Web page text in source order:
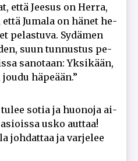
et­tä Jee­sus on Her­ra,
Ju­ma­la on hä­net he­
pe­las­tu­va. Sy­dä­men
suun tun­nus­tus pe­
sa­no­taan: Yk­si­kään,
hä­pe­ään.”
so­tia ja huo­no­ja ai­
us­ko aut­taa!
joh­dat­taa ja var­je­lee